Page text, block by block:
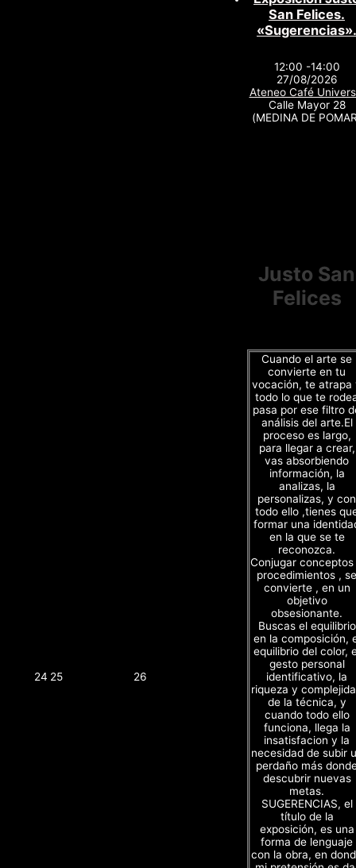
24 25 26
San Felices.
«Sugerencias».
12:00 -14:00
27/08/2026
Ateneo Café
Calle Mayor 28
(MEDINA DE
Justo San
Felices
Cuando el arte se
convierte en tu
vocación, te atrapa
todo lo que te
pasa por ese filtro
análisis del arte.El
proceso es largo,
para llegar a crear,
vas absorbiendo
información, la
analizas, la
personalizas, y con
todo ello ,tienes
formar una
en la que se te
reconozca.
Conjugar
procedimientos , se
convierte , en un
objetivo
obsesionante.
Buscas el equilibrio
en la composición,
equilibrio del color,
gesto personal
identificativo, la
riqueza y
de la técnica, y
cuando todo ello
funciona, llega la
insatisfacion y la
necesidad de subir
perdaño más
descubrir nuevas
metas.
SUGERENCIAS, el
título de la
exposición, es una
forma de lenguaje
con la obra, en